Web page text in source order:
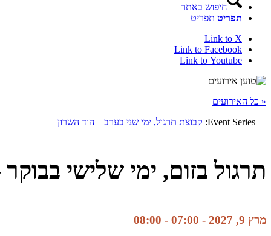
חיפוש באתר
תפריט תפריט
Link to X
Link to Facebook
Link to Youtube
« כל האירועים
Event Series: קבוצת תרגול, ימי שני בערב – הוד השרון
תרגול בזום, ימי שלישי
מרץ 9, 2027 - 07:00 -
08:00